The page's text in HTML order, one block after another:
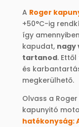
A Roger
+50°C-ig
így
kapudat, nagy
tartanod.
és
megkerülhető.
Olvass a
kapunyitó
hatékonyság: